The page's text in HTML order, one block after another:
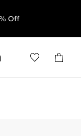
τιμές που θες.
Off